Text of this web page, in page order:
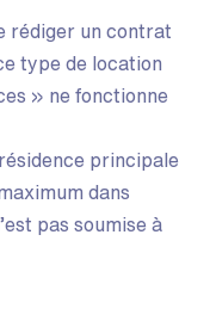
rédiger un contrat
type de location
» ne fonctionne
principale
dans
pas soumise à